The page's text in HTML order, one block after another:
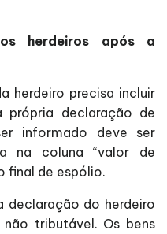
herdeiros após a
herdeiro precisa incluir
própria declaração de
informado deve ser
na coluna “valor de
final de espólio.
declaração do herdeiro
tributável. Os bens